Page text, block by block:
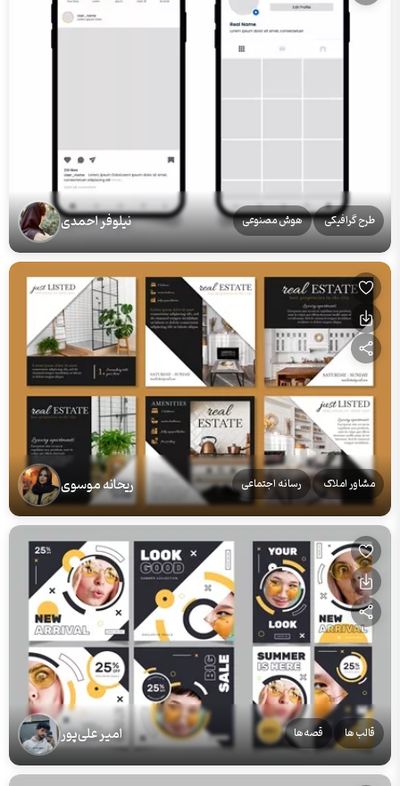
طرح گرافیکی هوش مصنوعی نیلوفر احمدی
مشاور املاک رسانه اجتماعی ریحانه موسوی
قالب ها قصه‌ها امیر علی‌پور